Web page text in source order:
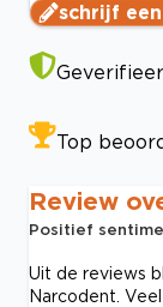
schrijf
Top
Review
Positief
Uit de reviews
Narcodent.